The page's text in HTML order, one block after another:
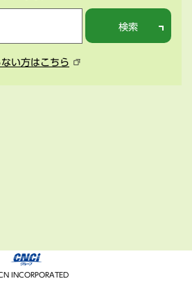
検索
い方はこちら
INCORPORATED